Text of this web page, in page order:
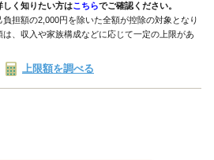
しく知りたい方はこちらでご確認ください。
担額の2,000円を除いた全額が控除の対象となり
、収入や家族構成などに応じて一定の上限があ
上限額を調べる